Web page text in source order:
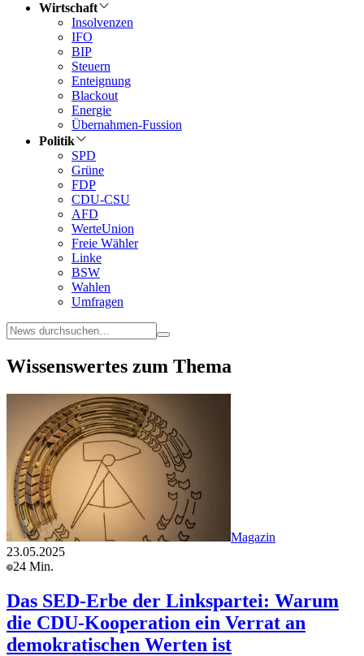
Wirtschaft
Insolvenzen
IFO
BIP
Steuern
Enteignung
Blackout
Energie
Übernahmen-Fussion
Politik
SPD
Grüne
FDP
CDU-CSU
AFD
WerteUnion
Freie Wähler
Linke
BSW
Wahlen
Umfragen
Wissenswertes zum Thema
Magazin
23.05.2025
24 Min.
Das SED-Erbe der Linkspartei: Warum
die CDU-Kooperation ein Verrat an
demokratischen Werten ist